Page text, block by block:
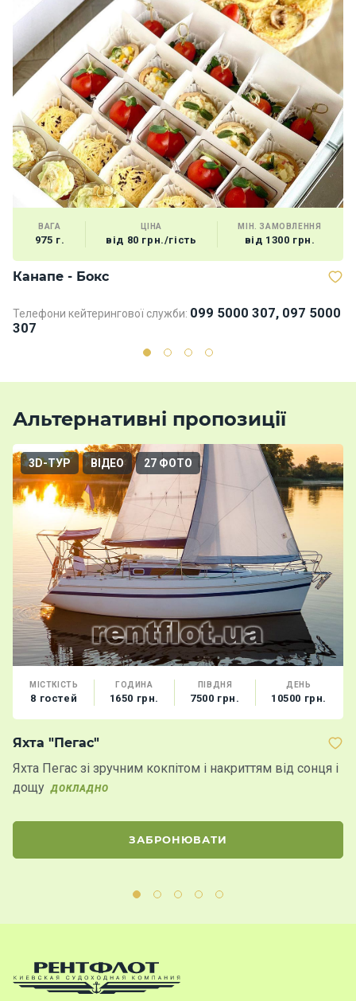
ВАГА
975 г.
ЦІНА
від 80 грн./гість
МІН. ЗАМОВЛЕННЯ
від 1300 грн.
Канапе - Бокс
Телефони кейтерингової служби: 099 5000 307, 097 5000
307
Альтернативні пропозиції
3D-ТУР ВІДЕО 27 ФОТО
МІСТКІСТЬ
8 гостей
ГОДИНА
1650 грн.
ПІВДНЯ
7500 грн.
ДЕНЬ
10500 грн.
Яхта "Пегас"
Яхта Пегас зі зручним кокпітом і накриттям від сонця і
дощу ДОКЛАДНО
ЗАБРОНЮВАТИ